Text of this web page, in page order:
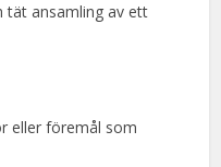
tät ansamling av ett
eller föremål som